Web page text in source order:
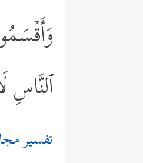
ٱلنَّاسِ
تفسير